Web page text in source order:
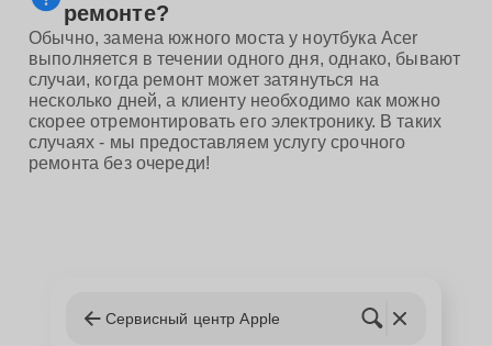
ремонте?
Обычно, замена южного моста у ноутбука Acer
выполняется в течении одного дня, однако, бывают
случаи, когда ремонт может затянуться на
несколько дней, а клиенту необходимо как можно
скорее отремонтировать его электронику. В таких
случаях - мы предоставляем услугу срочного
ремонта без очереди!
Сервисный центр Apple